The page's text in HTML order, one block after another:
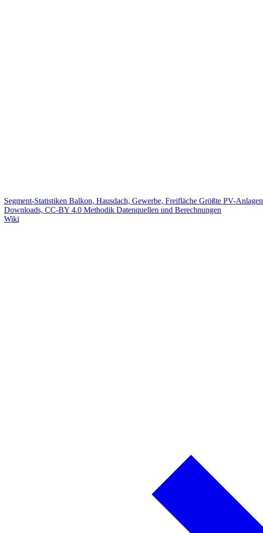
Segment-Statistiken Balkon, Hausdach, Gewerbe, Freifläche Größte PV-Anlagen
Downloads, CC-BY 4.0 Methodik Datenquellen und Berechnungen
Wiki